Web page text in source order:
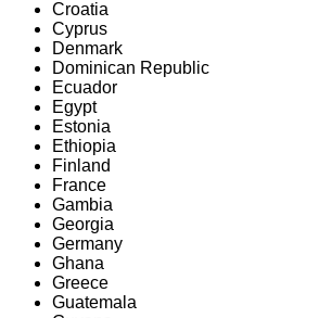
Croatia
Cyprus
Denmark
Dominican Republic
Ecuador
Egypt
Estonia
Ethiopia
Finland
France
Gambia
Georgia
Germany
Ghana
Greece
Guatemala